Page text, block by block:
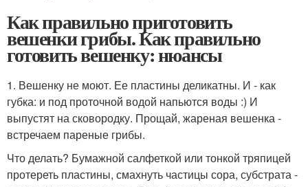
Как правильно приготовить
вешенки грибы. Как правильно
готовить вешенку: нюансы
1. Вешенку не моют. Ее пластины деликатны. И - как
губка: и под проточной водой напьются воды :) И
выпустят на сковородку. Прощай, жареная вешенка -
встречаем пареные грибы.
Что делать? Бумажной салфеткой или тонкой тряпицей
протереть пластины, смахнуть частицы сора, субстрата -